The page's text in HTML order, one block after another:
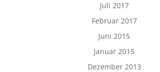
Juli 2017
Februar 2017
Juni 2015
Januar 2015
Dezember 2013